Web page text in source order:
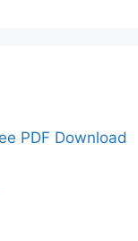
PDF Download